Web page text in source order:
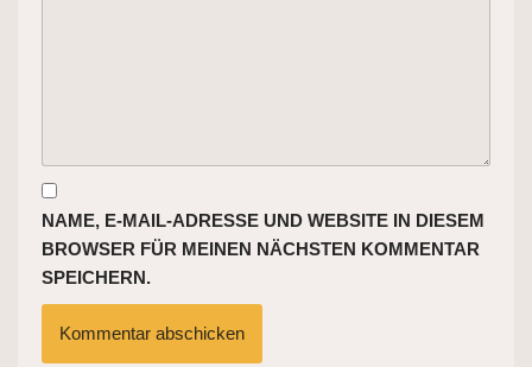
NAME, E-MAIL-ADRESSE UND WEBSITE IN DIESEM
BROWSER FÜR MEINEN NÄCHSTEN KOMMENTAR
SPEICHERN.